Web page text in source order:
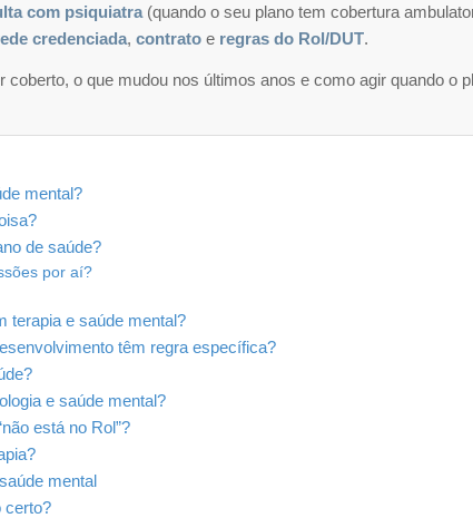
com psiquiatra (quando o seu plano tem cobertura
credenciada, contrato e regras do Rol/DUT.
o que mudou nos últimos anos e como agir quando o
mental?
de saúde?
por aí?
terapia e saúde mental?
têm regra específica?
e saúde mental?
está no Rol”?
mental
certo?